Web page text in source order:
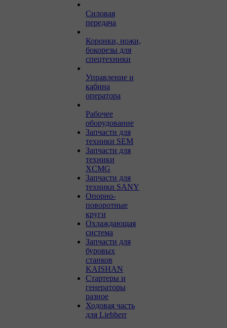
Силовая
передача
Коронки, ножи,
бокорезы для
спецтехники
Управление и
кабина
оператора
Рабочее
оборудование
Запчасти для
техники SEM
Запчасти для
техники
XCMG
Запчасти для
техники SANY
Опорно-
поворотные
круги
Охлаждающая
система
Запчасти для
буровых
станков
KAISHAN
Стартеры и
генераторы
разное
Ходовая часть
для Liebherr